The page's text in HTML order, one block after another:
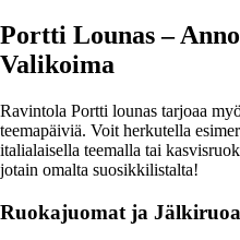
Portti Lounas –
Valikoima
Ravintola Portti lounas tarjoaa
teemapäiviä. Voit herkutella
italialaisella teemalla tai
jotain omalta suosikkilistalta!
Ruokajuomat ja